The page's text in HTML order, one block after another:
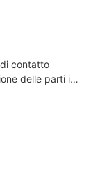
contatto
delle parti in